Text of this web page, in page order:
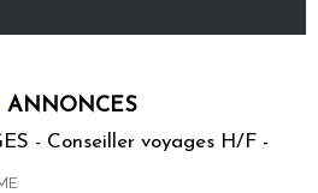
ANNONCES
- Conseiller voyages H/F -